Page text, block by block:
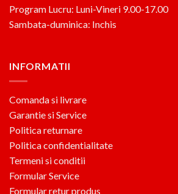
Program Lucru: Luni-Vineri 9.00-17.00
Sambata-duminica: Inchis
INFORMATII
Comanda si livrare
Garantie si Service
Politica returnare
Politica confidentialitate
Termeni si conditii
Formular Service
Formular retur produs